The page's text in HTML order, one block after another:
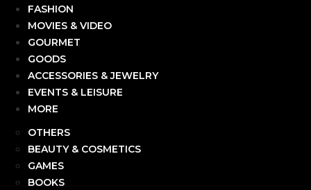
FASHION
MOVIES & VIDEO
GOURMET
GOODS
ACCESSORIES & JEWELRY
EVENTS & LEISURE
MORE
OTHERS
BEAUTY & COSMETICS
GAMES
BOOKS